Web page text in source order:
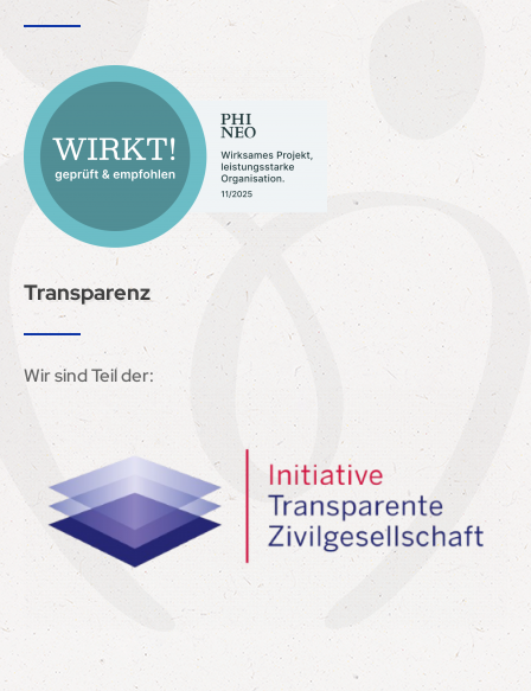
Transparenz
Wir sind Teil der: